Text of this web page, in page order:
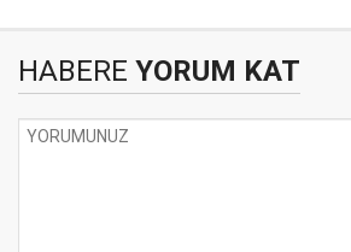
HABERE YORUM KAT